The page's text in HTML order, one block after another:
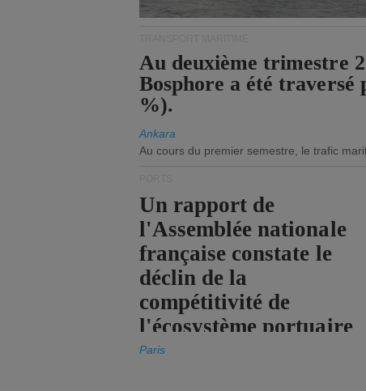
Au deuxième trimestre
Bosphore a été traversé
%).
Ankara
Au cours du premier semestre, le trafic
Un rapport de
l'Assemblée nationale
française constate le
déclin de la
compétitivité de
l'écosystème portuaire
de l'État.
Paris